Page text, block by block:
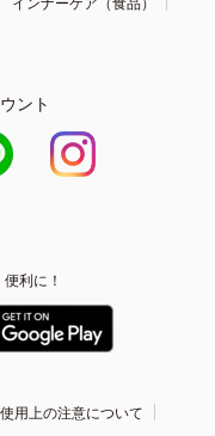
ント
利に！
用上の注意について